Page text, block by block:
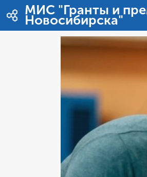
内容へスキップ
МИС "Гранты и
Новосибирска"